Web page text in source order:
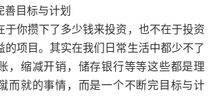
善目标与计划
于你攒下了多少钱来投资，也不在于投资
的项目。其实在我们日常生活中都少不了
，缩减开销，储存银行等等这些都是理
而就的事情，而是一个不断完目标与计